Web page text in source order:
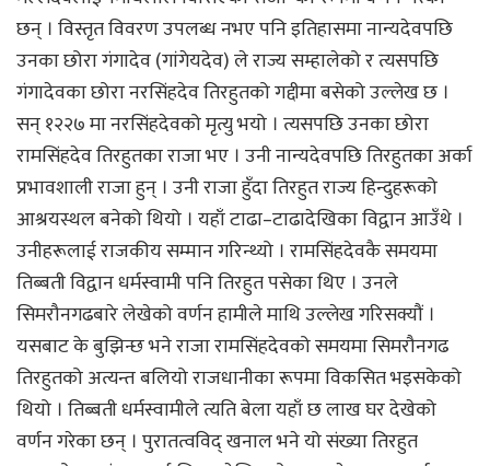
छन् । विस्तृत विवरण उपलब्ध नभए पनि इतिहासमा नान्यदेवपछि
उनका छोरा गंगादेव (गांगेयदेव) ले राज्य सम्हालेको र त्यसपछि
गंगादेवका छोरा नरसिंहदेव तिरहुतको गद्दीमा बसेको उल्लेख छ ।
सन् १२२७ मा नरसिंहदेवको मृत्यु भयो । त्यसपछि उनका छोरा
रामसिंहदेव तिरहुतका राजा भए । उनी नान्यदेवपछि तिरहुतका अर्का
प्रभावशाली राजा हुन् । उनी राजा हुँदा तिरहुत राज्य हिन्दुहरूको
आश्रयस्थल बनेको थियो । यहाँ टाढा–टाढादेखिका विद्वान आउँथे ।
उनीहरूलाई राजकीय सम्मान गरिन्थ्यो । रामसिंहदेवकै समयमा
तिब्बती विद्वान धर्मस्वामी पनि तिरहुत पसेका थिए । उनले
सिमरौनगढबारे लेखेको वर्णन हामीले माथि उल्लेख गरिसक्यौं ।
यसबाट के बुझिन्छ भने राजा रामसिंहदेवको समयमा सिमरौनगढ
तिरहुतको अत्यन्त बलियो राजधानीका रूपमा विकसित भइसकेको
थियो । तिब्बती धर्मस्वामीले त्यति बेला यहाँ छ लाख घर देखेको
वर्णन गरेका छन् । पुरातत्वविद् खनाल भने यो संख्या तिरहुत